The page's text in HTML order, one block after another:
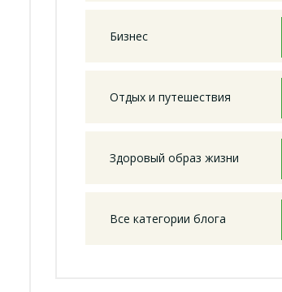
Бизнес
Отдых и путешествия
Здоровый образ жизни
Все категории блога